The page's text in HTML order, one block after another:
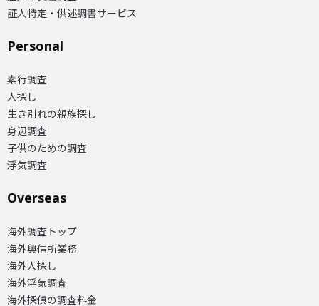
証人特定・供述調書サービス
Personal
素行調査
人探し
生き別れの親族探し
身辺調査
子供のための調査
浮気調査
Overseas​
海外調査トップ
海外興信所業務
海外人探し
海外浮気調査
海外探偵の調査料金